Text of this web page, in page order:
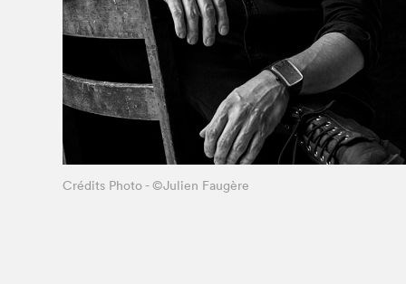
Crédits Photo - ©Julien Faugère